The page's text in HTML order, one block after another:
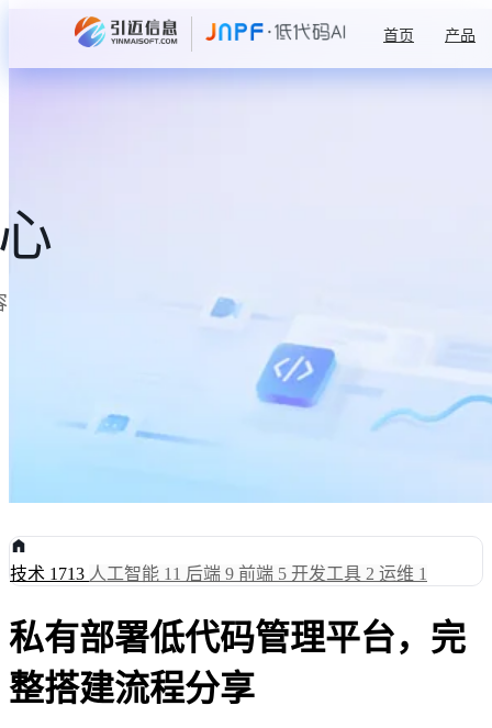
首页 产品
技术 1713 人工智能 11 后端 9 前端 5 开发工具 2 运维 1
私有部署低代码管理平台，完
整搭建流程分享